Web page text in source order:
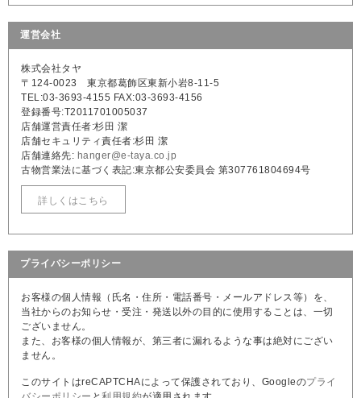
運営会社
株式会社タヤ
〒124-0023 東京都葛飾区東新小岩8-11-5
TEL:03-3693-4155 FAX:03-3693-4156
登録番号:T2011701005037
店舗運営責任者:杉田 潔
店舗セキュリティ責任者:杉田 潔
店舗連絡先: hanger@e-taya.co.jp
古物営業法に基づく表記:東京都公安委員会 第307761804694号
詳しくはこちら
プライバシーポリシー
お客様の個人情報（氏名・住所・電話番号・メールアドレス等）を、
当社からのお知らせ・受注・発送以外の目的に使用することは、一切
ございません。
また、お客様の個人情報が、第三者に漏れるような事は絶対にござい
ません。
このサイトはreCAPTCHAによって保護されており、Googleのプライ